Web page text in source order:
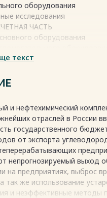
оборудования
исследования
ЧАСТЬ
оборудования
СЕРВИСНОЙ
И БЕЗОПАСНОСТЬ
ЭКОЛОГИИ В
ИСТОЧНИКОВ
доступенпосле
текст
и нефтехимический
отраслей в России
государственного
от экспорта
непрогнозируемый выход
на предприятиях, выброс
так же использование
и неэффективные методы